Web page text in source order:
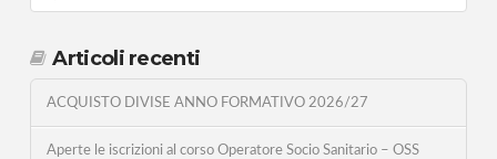
Articoli recenti
ACQUISTO DIVISE ANNO FORMATIVO 2026/27
Aperte le iscrizioni al corso Operatore Socio Sanitario – OSS